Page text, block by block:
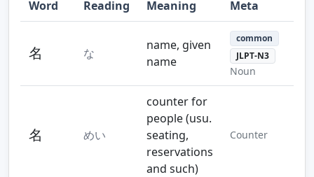
Word Reading Meaning Meta
名 な
name, given
name
common
JLPT-N3
Noun
名 めい
counter for
people (usu.
seating,
reservations
and such)
Counter